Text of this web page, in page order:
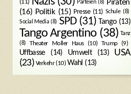
(11)
Parteien(8) Piraten
(16) Politik(15) Presse(11) Schule(8)
Social Media (8) SPD(31) Tango(13)
Tango Argentino(38) Tanz
(8)
Theater Moller Haus(10) Trump(9)
Uffbasse(14) Umwelt(13)
USA
(23) Verkehr(10) Wahl (13)